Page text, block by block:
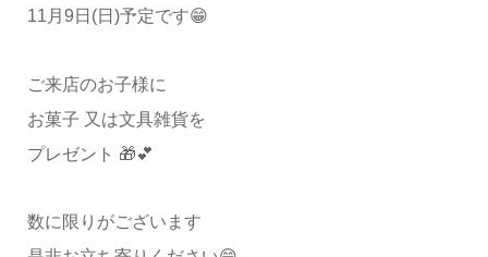
11月9日(日)予定です😁
ご来店のお子様に
お菓子 又は文具雑貨を
プレゼント 🎁💕
数に限りがございます